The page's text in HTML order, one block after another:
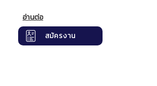
อ่านต่อ
สมัครงาน